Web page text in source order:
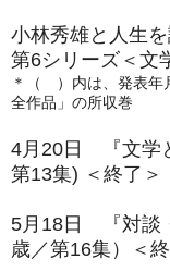
小林秀雄と人生
第6シリーズ＜文
＊（ ）内は、発表年
全作品」の所収巻
4月20日 『文学
第13集) ＜終了＞
5月18日 『対談
歳／第16集）＜